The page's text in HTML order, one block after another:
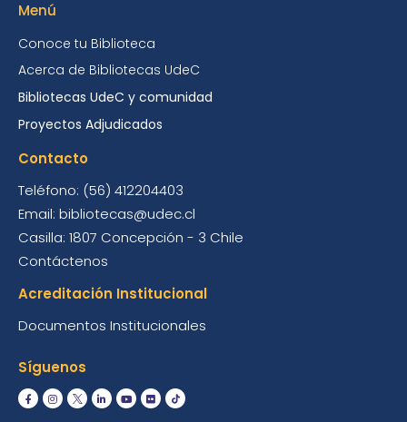
Menú
Conoce tu Biblioteca
Acerca de Bibliotecas UdeC
Bibliotecas UdeC y comunidad
Proyectos Adjudicados
Contacto
Teléfono: (56) 412204403
Email: bibliotecas@udec.cl
Casilla: 1807 Concepción - 3 Chile
Contáctenos
Acreditación Institucional
Documentos Institucionales
Síguenos